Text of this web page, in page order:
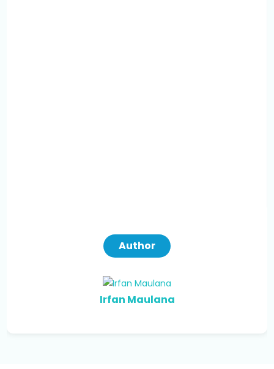
Author
Irfan Maulana